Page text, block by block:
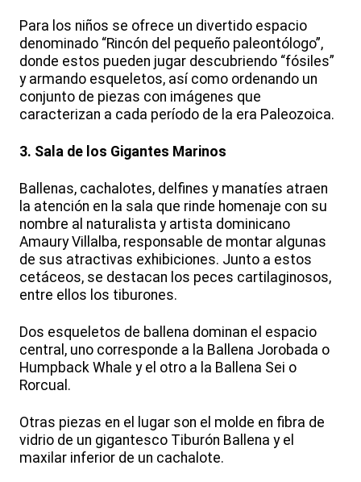
Para los niños se ofrece un divertido espacio
denominado “Rincón del pequeño paleontólogo”,
donde estos pueden jugar descubriendo “fósiles”
y armando esqueletos, así como ordenando un
conjunto de piezas con imágenes que
caracterizan a cada período de la era Paleozoica.
3. Sala de los Gigantes Marinos
Ballenas, cachalotes, delfines y manatíes atraen
la atención en la sala que rinde homenaje con su
nombre al naturalista y artista dominicano
Amaury Villalba, responsable de montar algunas
de sus atractivas exhibiciones. Junto a estos
cetáceos, se destacan los peces cartilaginosos,
entre ellos los tiburones.
Dos esqueletos de ballena dominan el espacio
central, uno corresponde a la Ballena Jorobada o
Humpback Whale y el otro a la Ballena Sei o
Rorcual.
Otras piezas en el lugar son el molde en fibra de
vidrio de un gigantesco Tiburón Ballena y el
maxilar inferior de un cachalote.